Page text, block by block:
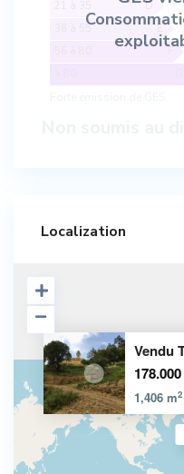
21 à 35
D
36 à 55
E
56 à 80
Localization
Vendu
1,406 m2